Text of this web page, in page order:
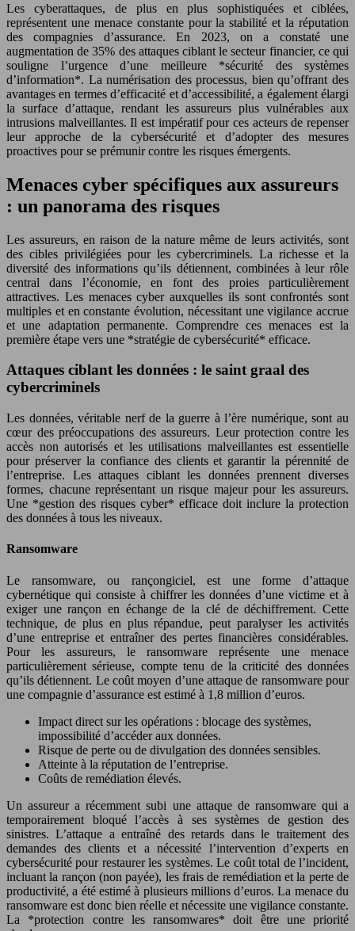
Les cyberattaques, de plus en plus sophistiquées et ciblées,
représentent une menace constante pour la stabilité et la réputation
des compagnies d’assurance. En 2023, on a constaté une
augmentation de 35% des attaques ciblant le secteur financier, ce qui
souligne l’urgence d’une meilleure *sécurité des systèmes
d’information*. La numérisation des processus, bien qu’offrant des
avantages en termes d’efficacité et d’accessibilité, a également élargi
la surface d’attaque, rendant les assureurs plus vulnérables aux
intrusions malveillantes. Il est impératif pour ces acteurs de repenser
leur approche de la cybersécurité et d’adopter des mesures
proactives pour se prémunir contre les risques émergents.
Menaces cyber spécifiques aux assureurs
: un panorama des risques
Les assureurs, en raison de la nature même de leurs activités, sont
des cibles privilégiées pour les cybercriminels. La richesse et la
diversité des informations qu’ils détiennent, combinées à leur rôle
central dans l’économie, en font des proies particulièrement
attractives. Les menaces cyber auxquelles ils sont confrontés sont
multiples et en constante évolution, nécessitant une vigilance accrue
et une adaptation permanente. Comprendre ces menaces est la
première étape vers une *stratégie de cybersécurité* efficace.
Attaques ciblant les données : le saint graal des
cybercriminels
Les données, véritable nerf de la guerre à l’ère numérique, sont au
cœur des préoccupations des assureurs. Leur protection contre les
accès non autorisés et les utilisations malveillantes est essentielle
pour préserver la confiance des clients et garantir la pérennité de
l’entreprise. Les attaques ciblant les données prennent diverses
formes, chacune représentant un risque majeur pour les assureurs.
Une *gestion des risques cyber* efficace doit inclure la protection
des données à tous les niveaux.
Ransomware
Le ransomware, ou rançongiciel, est une forme d’attaque
cybernétique qui consiste à chiffrer les données d’une victime et à
exiger une rançon en échange de la clé de déchiffrement. Cette
technique, de plus en plus répandue, peut paralyser les activités
d’une entreprise et entraîner des pertes financières considérables.
Pour les assureurs, le ransomware représente une menace
particulièrement sérieuse, compte tenu de la criticité des données
qu’ils détiennent. Le coût moyen d’une attaque de ransomware pour
une compagnie d’assurance est estimé à 1,8 million d’euros.
Impact direct sur les opérations : blocage des systèmes,
impossibilité d’accéder aux données.
Risque de perte ou de divulgation des données sensibles.
Atteinte à la réputation de l’entreprise.
Coûts de remédiation élevés.
Un assureur a récemment subi une attaque de ransomware qui a
temporairement bloqué l’accès à ses systèmes de gestion des
sinistres. L’attaque a entraîné des retards dans le traitement des
demandes des clients et a nécessité l’intervention d’experts en
cybersécurité pour restaurer les systèmes. Le coût total de l’incident,
incluant la rançon (non payée), les frais de remédiation et la perte de
productivité, a été estimé à plusieurs millions d’euros. La menace du
ransomware est donc bien réelle et nécessite une vigilance constante.
La *protection contre les ransomwares* doit être une priorité